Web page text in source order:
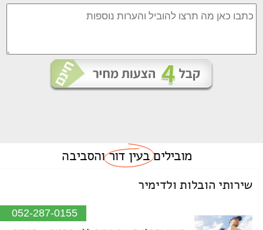
מוביליםבעין דורוהסביבה
שירותי הובלות ולדימיר
052-287-0155